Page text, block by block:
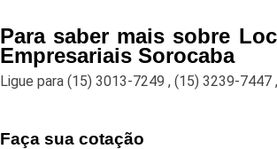
Para saber mais sobre
Empresariais Sorocaba
Ligue para (15) 3013-7249 , (15) 3239-7447 ,
Faça sua cotação